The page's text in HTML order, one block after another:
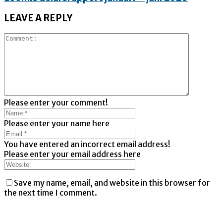
LEAVE A REPLY
Please enter your comment!
Please enter your name here
You have entered an incorrect email address!
Please enter your email address here
Save my name, email, and website in this browser for
the next time I comment.